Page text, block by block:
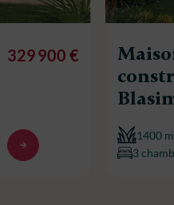
329 900 €
1400
3